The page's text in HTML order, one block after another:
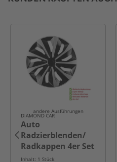
andere Ausführungen
DIAMOND CAR
Auto
Radzierblenden/
Radkappen 4er Set
B10280662C 13, 14,
Inhalt: 1 Stück